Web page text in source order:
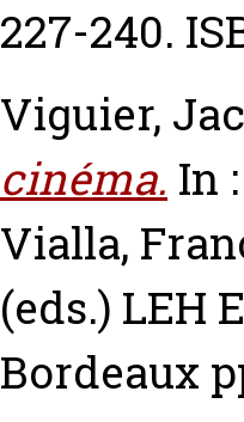
227-240.
Viguier,
cinéma. In
Vialla,
(eds.) LEH
Bordeaux